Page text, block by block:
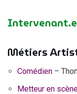
Métiers
Comédien –
Metteur en